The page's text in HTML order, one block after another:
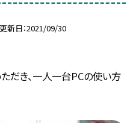
更新日 2021/09/30
だき、一人一台PCの使い方